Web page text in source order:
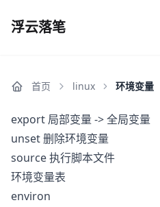
浮云落笔
浮云落笔
首页 linux 环境变量
export 局部变量 -> 全局变量
unset 删除环境变量
source 执行脚本文件
环境变量表
environ